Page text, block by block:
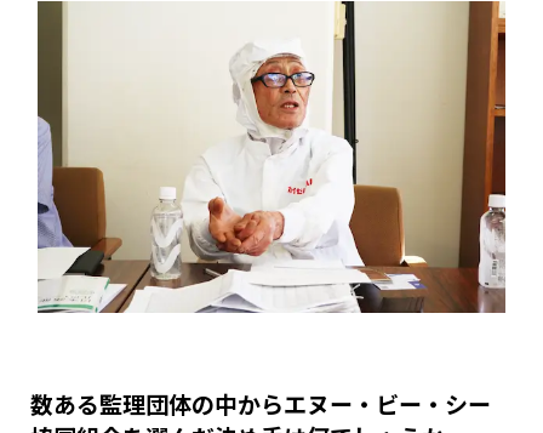
数ある監理団体の中からエヌー・ビー・シー